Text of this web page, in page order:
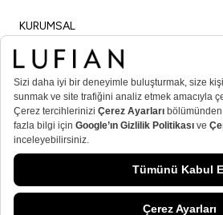
KURUMSAL
ALIŞVERİŞ
ÖNEMLİ BİLGİLER
ÜYE
ERKEK POPÜLER KATEGORİLER
KADIN POPÜLER KATEGORİLER
© Lufian.com 2026 Tüm Hakları Saklıdır